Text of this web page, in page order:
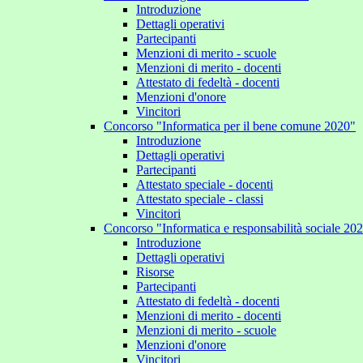
Introduzione
Dettagli operativi
Partecipanti
Menzioni di merito - scuole
Menzioni di merito - docenti
Attestato di fedeltà - docenti
Menzioni d'onore
Vincitori
Concorso "Informatica per il bene comune 2020"
Introduzione
Dettagli operativi
Partecipanti
Attestato speciale - docenti
Attestato speciale - classi
Vincitori
Concorso "Informatica e responsabilità sociale
Introduzione
Dettagli operativi
Risorse
Partecipanti
Attestato di fedeltà - docenti
Menzioni di merito - docenti
Menzioni di merito - scuole
Menzioni d'onore
Vincitori